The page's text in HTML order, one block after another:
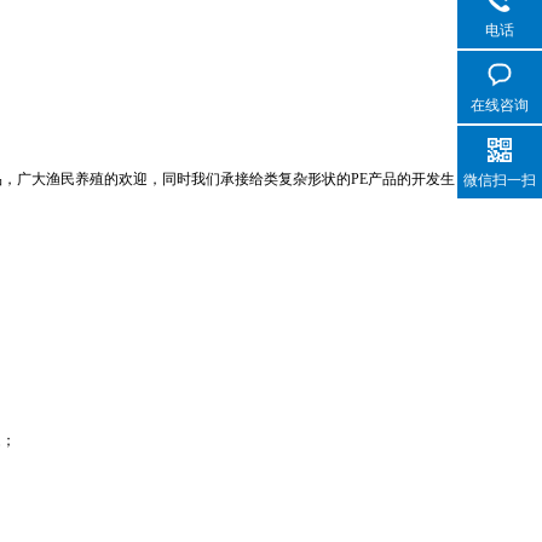
广大渔民养殖的欢迎，同时我们承接给类复杂形状的PE产品的开发生
电话
在线咨询
微信扫一扫